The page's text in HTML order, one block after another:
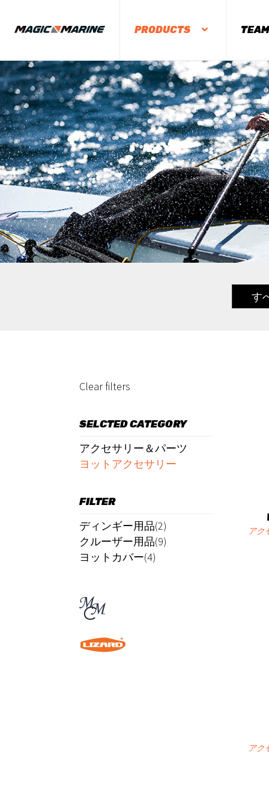
PRODUCTS TEAM
す
Clear filters
SELCTED CATEGORY
アクセサリー＆パーツ
ヨットアクセサリー
FILTER
ディンギー用品(2)
クルーザー用品(9)
ヨットカバー(4)
アク
アク